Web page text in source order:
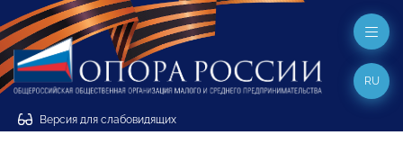
Версия для слабовидящих
RU